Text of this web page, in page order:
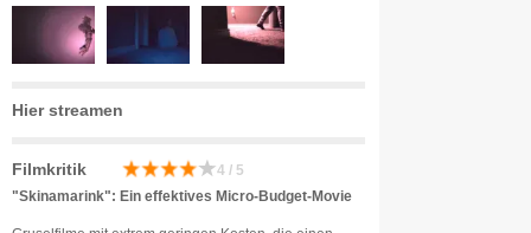
Hier streamen
Filmkritik 4 / 5
"Skinamarink": Ein effektives Micro-Budget-Movie